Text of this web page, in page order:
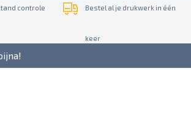
controle Bestel al je drukwerk in één
keer